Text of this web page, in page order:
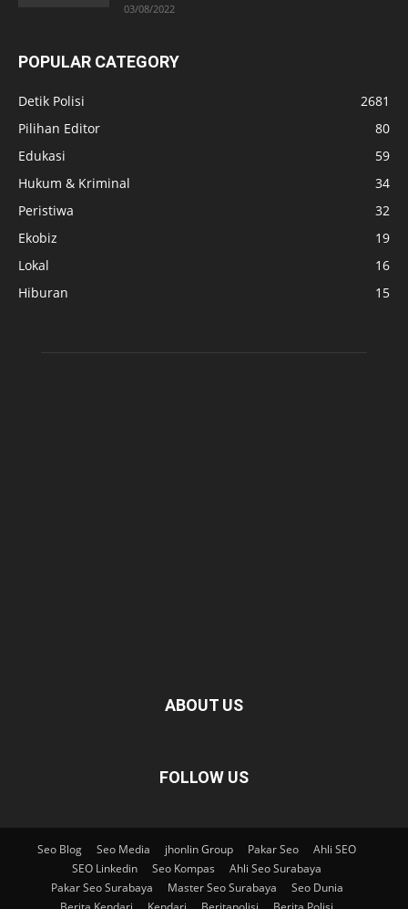
03/08/2022
POPULAR CATEGORY
Detik Polisi
2681
Pilihan Editor
80
Edukasi
59
Hukum & Kriminal
34
Peristiwa
32
Ekobiz
19
Lokal
16
Hiburan
15
ABOUT US
FOLLOW US
Seo Blog Seo Media jhonlin Group Pakar Seo
Ahli SEO
SEO Linkedin
Seo Kompas
Ahli Seo Surabaya
Pakar Seo Surabaya
Master Seo Surabaya
Seo Dunia